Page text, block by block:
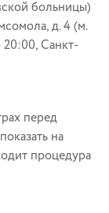
больницы)
д. 4 (м.
Санкт-
перед
на
процедура